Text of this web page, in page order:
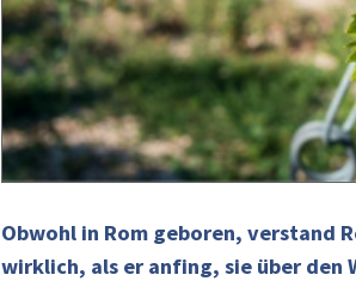
Obwohl in Rom geboren, verstand
wirklich, als er anfing, sie über den